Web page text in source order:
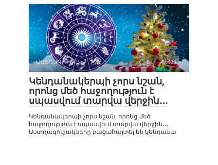
ԱՍՏՂԱԳՈՒՇԱԿ 0 471
Կենդանակերպի չորս նշան,
որոնց մեծ հաջողություն է
սպասվում տարվա վերջին․․․
Կենդանակերպի չորս նշան, որոնց մեծ
հաջողություն է սպասվում տարվա վերջին․․․
Աստղագուշակները բացահայտել են կենդանա